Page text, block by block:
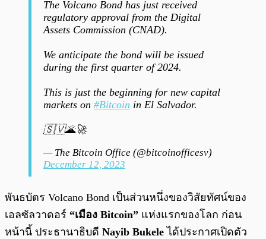
The Volcano Bond has just received
regulatory approval from the Digital
Assets Commission (CNAD).
We anticipate the bond will be issued
during the first quarter of 2024.
This is just the beginning for new capital
markets on #Bitcoin in El Salvador.
🇸🇻🌋🚀
— The Bitcoin Office (@bitcoinofficesv)
December 12, 2023
พันธบัตร Volcano Bond เป็นส่วนหนึ่งของวิสัยทัศน์ของ
เอลซัลวาดอร์ “เมือง Bitcoin” แห่งแรกของโลก ก่อน
หน้านี้ ประธานาธิบดี Nayib Bukele ได้ประกาศเปิดตัว